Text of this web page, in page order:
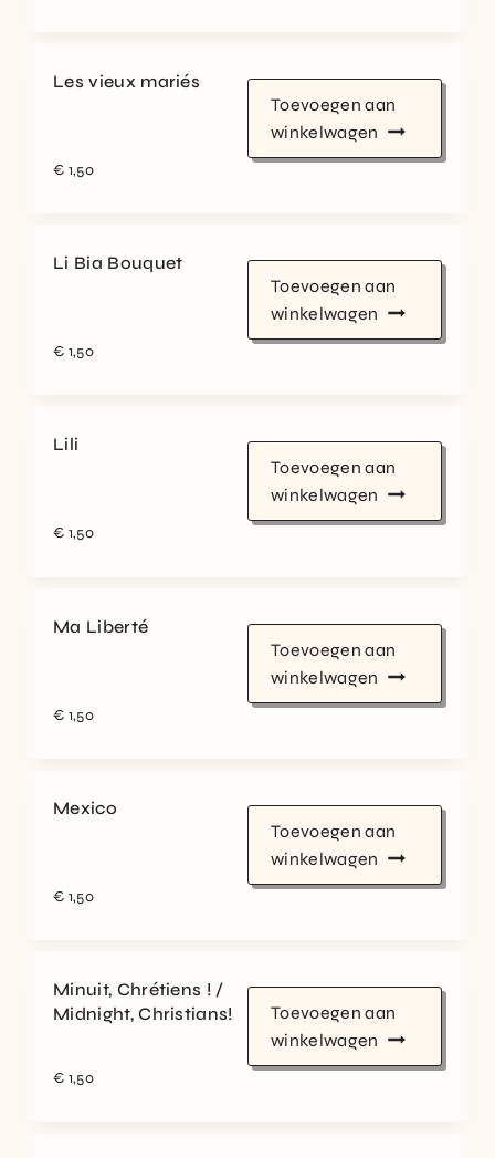
Les vieux mariés
€ 1,50
Toevoegen aan
winkelwagen
Li Bia Bouquet
€ 1,50
Toevoegen aan
winkelwagen
Lili
€ 1,50
Toevoegen aan
winkelwagen
Ma Liberté
€ 1,50
Toevoegen aan
winkelwagen
Mexico
€ 1,50
Toevoegen aan
winkelwagen
Minuit, Chrétiens ! /
Midnight, Christians!
€ 1,50
Toevoegen aan
winkelwagen